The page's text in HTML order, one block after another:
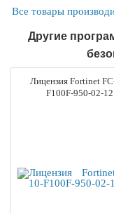
Все товары
Другие
Лицензия Fortinet
F100F-950-02-12